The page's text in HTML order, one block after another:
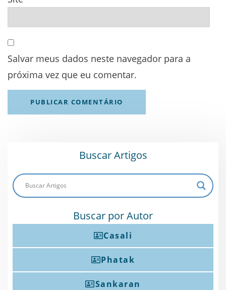
Salvar meus dados neste navegador para a
próxima vez que eu comentar.
Buscar Artigos
Buscar por Autor
Casali
Phatak
Sankaran